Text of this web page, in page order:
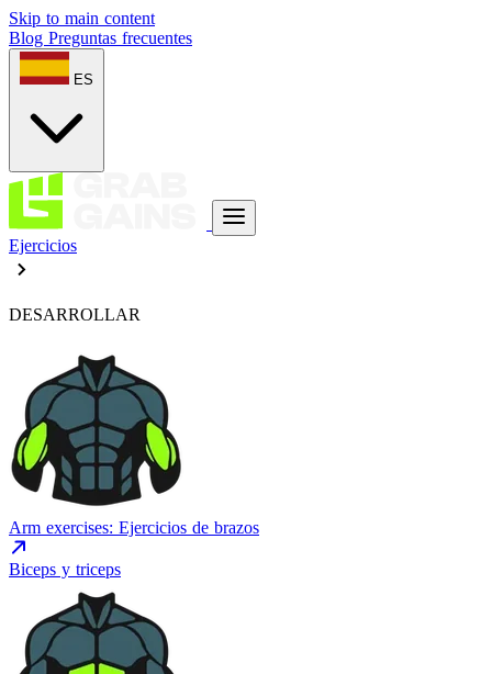
Skip to main content
Blog Preguntas frecuentes
ES
Ejercicios
DESARROLLAR
Arm exercises: Ejercicios de brazos
Biceps y triceps